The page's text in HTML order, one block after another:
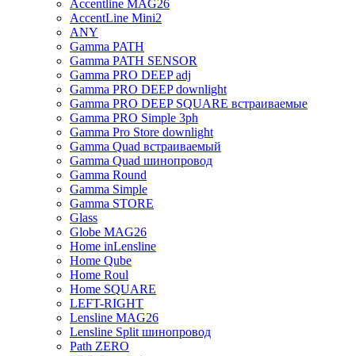
Accentline MAG26
AccentLine Mini2
ANY
Gamma PATH
Gamma PATH SENSOR
Gamma PRO DEEP adj
Gamma PRO DEEP downlight
Gamma PRO DEEP SQUARE встраиваемые
Gamma PRO Simple 3ph
Gamma Pro Store downlight
Gamma Quad встраиваемый
Gamma Quad шинопровод
Gamma Round
Gamma Simple
Gamma STORE
Glass
Globe MAG26
Home inLensline
Home Qube
Home Roul
Home SQUARE
LEFT-RIGHT
Lensline MAG26
Lensline Split шинопровод
Path ZERO